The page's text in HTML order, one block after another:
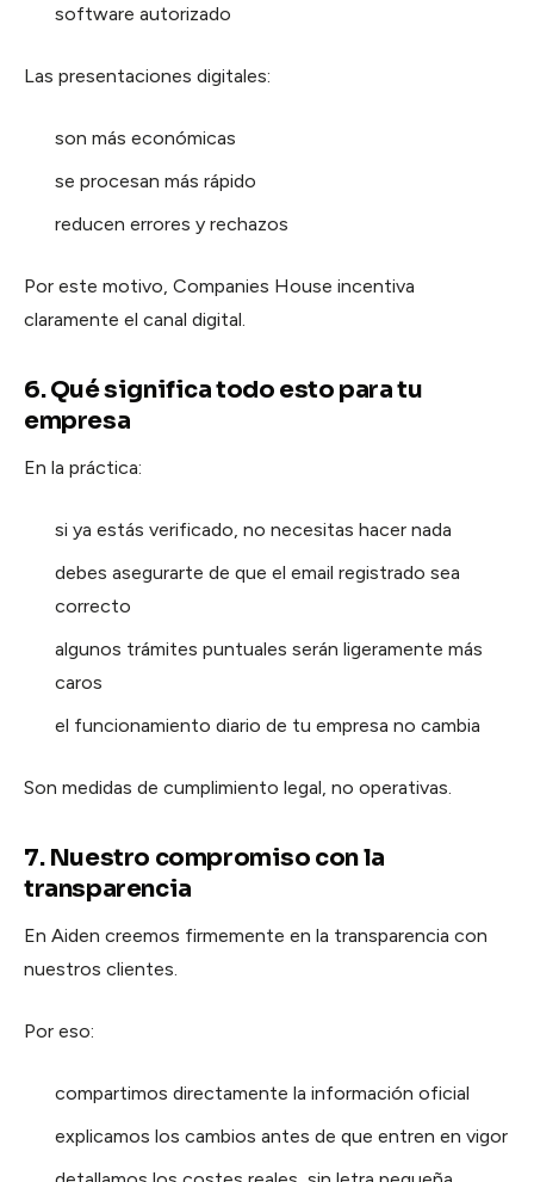
software autorizado
Las presentaciones digitales:
son más económicas
se procesan más rápido
reducen errores y rechazos
Por este motivo, Companies House incentiva
claramente el canal digital.
6. Qué significa todo esto para tu
empresa
En la práctica:
si ya estás verificado, no necesitas hacer nada
debes asegurarte de que el email registrado sea
correcto
algunos trámites puntuales serán ligeramente más
caros
el funcionamiento diario de tu empresa no cambia
Son medidas de cumplimiento legal, no operativas.
7. Nuestro compromiso con la
transparencia
En Aiden creemos firmemente en la transparencia con
nuestros clientes.
Por eso:
compartimos directamente la información oficial
explicamos los cambios antes de que entren en vigor